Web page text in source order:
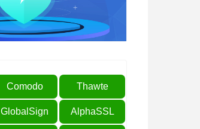
Comodo Thawte
GlobalSign AlphaSSL